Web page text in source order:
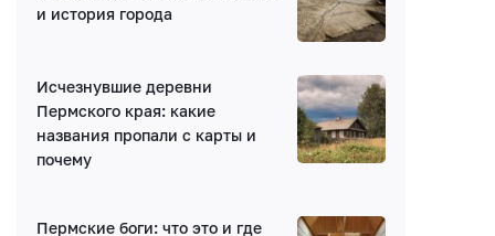
и история города
Исчезнувшие деревни
Пермского края: какие
названия пропали с карты и
почему
Пермские боги: что это и где